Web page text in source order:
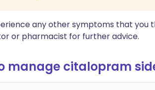
any other symptoms that you
or pharmacist for further advice.
manage citalopram